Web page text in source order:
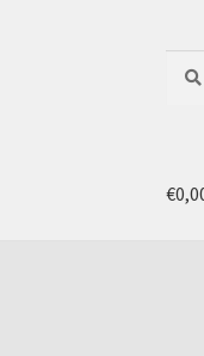
nach:
€